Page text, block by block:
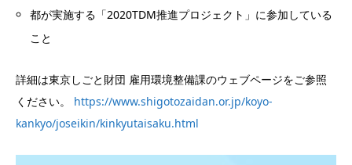
都が実施する「2020TDM推進プロジェクト」に参加している
こと
詳細は東京しごと財団 雇用環境整備課のウェブページをご参照
ください。 https://www.shigotozaidan.or.jp/koyo-
kankyo/joseikin/kinkyutaisaku.html